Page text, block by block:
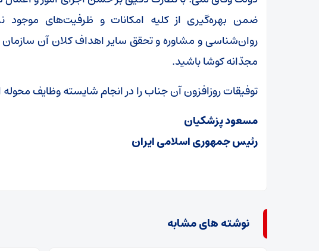
ضمن بهره‌گیری از کلیه امکانات و ظرفیت‌های
روان‌شناسی و مشاوره و تحقق سایر اهداف کلان آن
مجدّانه کوشا باشید.
توفیقات روزافزون آن جناب را در انجام شایسته وظایف محوله
مسعود پزشکیان
رئیس جمهوری اسلامی ایران
نوشته های مشابه